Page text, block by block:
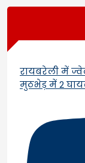
रायबरेली में
मुठभेड़ में 2